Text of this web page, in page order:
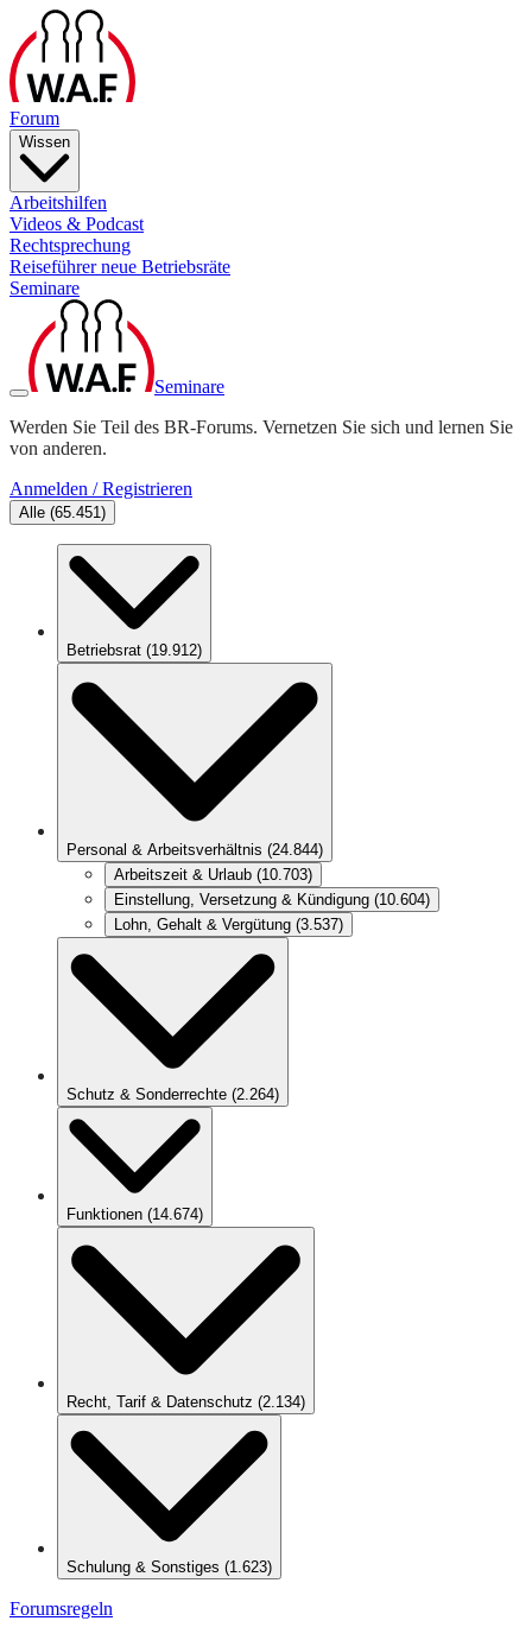
Forum
Wissen
Arbeitshilfen
Videos & Podcast
Rechtsprechung
Reiseführer neue Betriebsräte
Seminare
Seminare
Werden Sie Teil des BR-Forums. Vernetzen Sie sich und lernen Sie
von anderen.
Anmelden / Registrieren
Alle (65.451)
Betriebsrat (19.912)
Personal & Arbeitsverhältnis (24.844)
Arbeitszeit & Urlaub (10.703)
Einstellung, Versetzung & Kündigung (10.604)
Lohn, Gehalt & Vergütung (3.537)
Schutz & Sonderrechte (2.264)
Funktionen (14.674)
Recht, Tarif & Datenschutz (2.134)
Schulung & Sonstiges (1.623)
Forumsregeln